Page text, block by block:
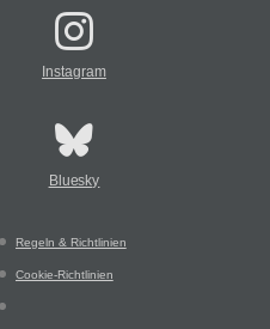
Instagram
Bluesky
Regeln & Richtlinien
Cookie-Richtlinien